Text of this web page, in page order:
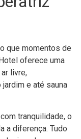
que momentos de
oferece uma
livre,
e até sauna
tranquilidade, o
a diferença. Tudo